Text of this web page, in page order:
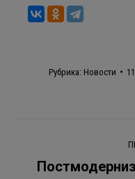
Рубрика: Новости
по